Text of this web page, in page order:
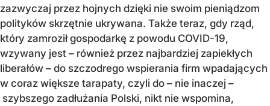
zazwyczaj przez hojnych dzięki nie swoim pieniądzom
polityków skrzętnie ukrywana. Także teraz, gdy rząd,
który zamroził gospodarkę z powodu COVID-19,
wzywany jest – również przez najbardziej zapiekłych
liberałów – do szczodrego wspierania firm wpadających
w coraz większe tarapaty, czyli do – nie inaczej –
szybszego zadłużania Polski, nikt nie wspomina,